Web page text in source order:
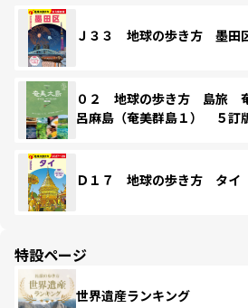
Ｊ３３ 地球の歩き方 墨田
０２ 地球の歩き方 島旅
呂麻島（奄美群島１） ５訂
Ｄ１７ 地球の歩き方 タイ
特設ページ
世界遺産ランキング